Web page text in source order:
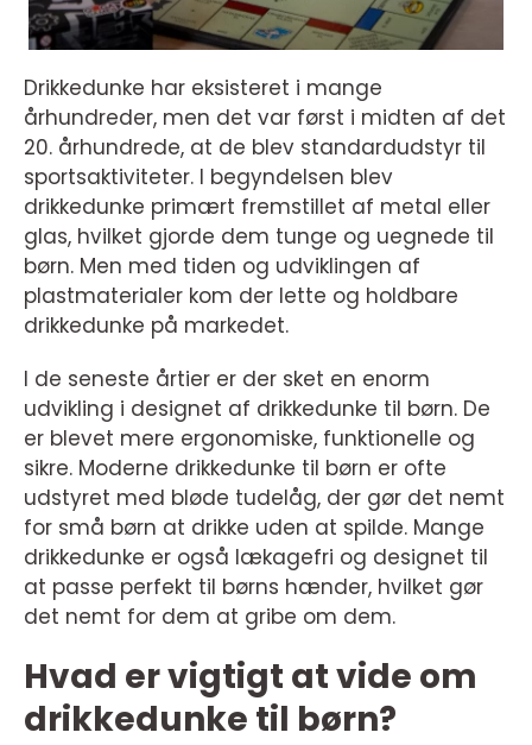
Drikkedunke har eksisteret i mange
århundreder, men det var først i midten af det
20. århundrede, at de blev standardudstyr til
sportsaktiviteter. I begyndelsen blev
drikkedunke primært fremstillet af metal eller
glas, hvilket gjorde dem tunge og uegnede til
børn. Men med tiden og udviklingen af
plastmaterialer kom der lette og holdbare
drikkedunke på markedet.
I de seneste årtier er der sket en enorm
udvikling i designet af drikkedunke til børn. De
er blevet mere ergonomiske, funktionelle og
sikre. Moderne drikkedunke til børn er ofte
udstyret med bløde tudelåg, der gør det nemt
for små børn at drikke uden at spilde. Mange
drikkedunke er også lækagefri og designet til
at passe perfekt til børns hænder, hvilket gør
det nemt for dem at gribe om dem.
Hvad er vigtigt at vide om
drikkedunke til børn?